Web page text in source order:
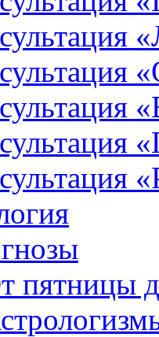
пятницы